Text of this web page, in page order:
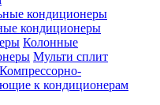
кондиционеры
кондиционеры
Колонные
Мульти сплит
Компрессорно-
к кондиционерам